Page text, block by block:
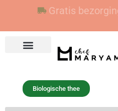
Gratis
Voor 23:59
Biologische thee